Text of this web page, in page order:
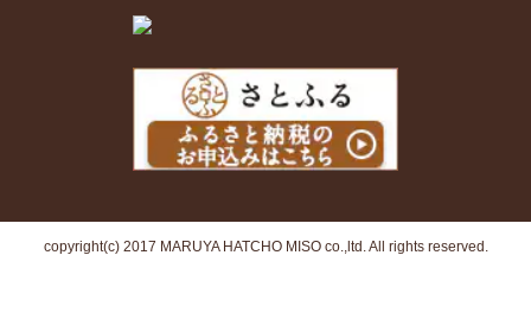
copyright(c) 2017 MARUYA HATCHO MISO co.,ltd. All rights reserved.